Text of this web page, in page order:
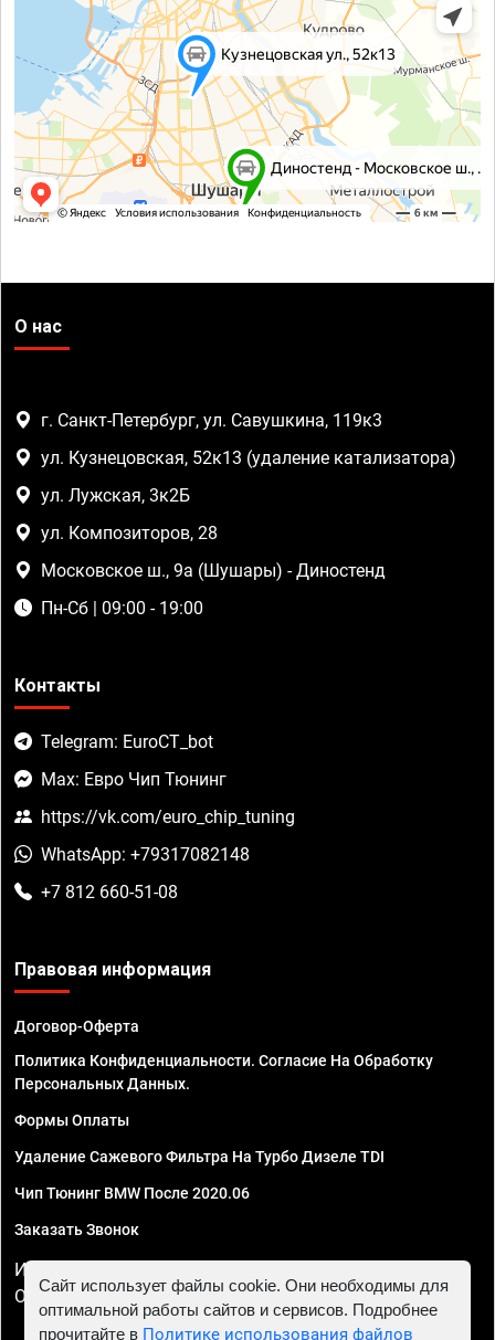
О нас
г. Санкт-Петербург, ул. Савушкина, 119к3
ул. Кузнецовская, 52к13 (удаление катализатора)
ул. Лужская, 3к2Б
ул. Композиторов, 28
Московское ш., 9а (Шушары) - Диностенд
Пн-Сб | 09:00 - 19:00
Контакты
Telegram: EuroCT_bot
Max: Евро Чип Тюнинг
https://vk.com/euro_chip_tuning
WhatsApp: +79317082148
+7 812 660-51-08
Правовая информация
Договор-Оферта
Политика Конфиденциальности. Согласие На Обработку
Персональных Данных.
Формы Оплаты
Удаление Сажевого Фильтра На Турбо Дизеле TDI
Чип Тюнинг BMW После 2020.06
Заказать Звонок
ИП Смирнов Георгий Павлович. ИНН 781302555843,
ОГРНИП 324470400032610
Сайт использует файлы cookie. Они необходимы для
оптимальной работы сайтов и сервисов. Подробнее
прочитайте в Политике использования файлов